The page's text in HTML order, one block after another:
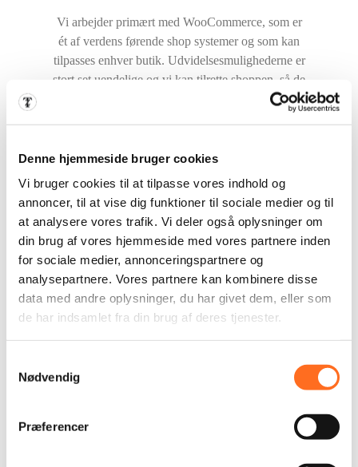
Denne hjemmeside bruger cookies
Vi bruger cookies til at tilpasse vores indhold og
annoncer, til at vise dig funktioner til sociale medier og til
at analysere vores trafik. Vi deler også oplysninger om
din brug af vores hjemmeside med vores partnere inden
for sociale medier, annonceringspartnere og
analysepartnere. Vores partnere kan kombinere disse
data med andre oplysninger, du har givet dem, eller som
de har indsamlet fra din brug af deres tjenester.
Nødvendig
Præferencer
Vi arbejder primært med WooCommerce, som er
ét af verdens førende shop systemer og som kan
tilpasses enhver butik. Udvidelsesmulighederne er
stort set uendelige og vi kan tilrette shoppen, så de
det vigtigste for din succes på nettet! Vi har mange